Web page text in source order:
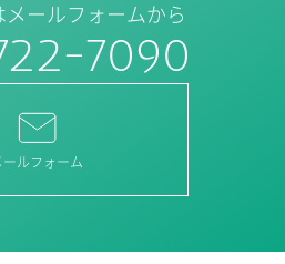
ールフォームから
7090
ールフォーム